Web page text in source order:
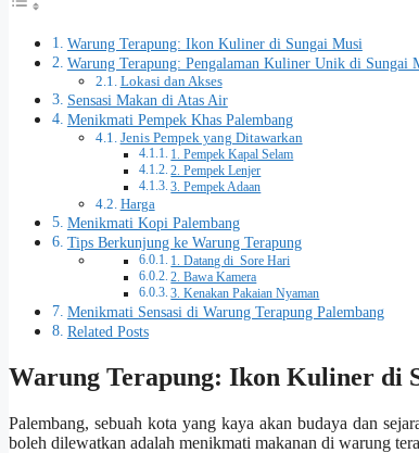
Warung Terapung: Ikon Kuliner di Sungai Musi
Warung Terapung: Pengalaman Kuliner Unik di Sungai
Lokasi dan Akses
Sensasi Makan di Atas Air
Menikmati Pempek Khas Palembang
Jenis Pempek yang Ditawarkan
1. Pempek Kapal Selam
2. Pempek Lenjer
3. Pempek Adaan
Harga
Menikmati Kopi Palembang
Tips Berkunjung ke Warung Terapung
1. Datang di Sore Hari
2. Bawa Kamera
3. Kenakan Pakaian Nyaman
Menikmati Sensasi di Warung Terapung Palembang
Related Posts
Warung Terapung: Ikon Kuliner di
Palembang, sebuah kota yang kaya akan budaya dan
boleh dilewatkan adalah menikmati makanan di warung